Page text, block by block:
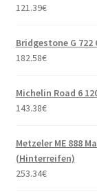
121.39€
Bridgestone G 722
182.58€
Michelin Road 6
143.38€
Metzeler ME 888
(Hinterreifen)
253.34€